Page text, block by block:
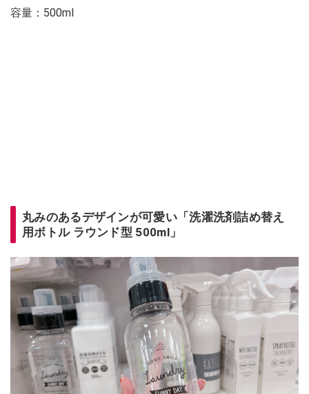
容量：500ml
丸みのあるデザインが可愛い「洗濯洗剤詰め替え
用ボトル ラウンド型 500ml」